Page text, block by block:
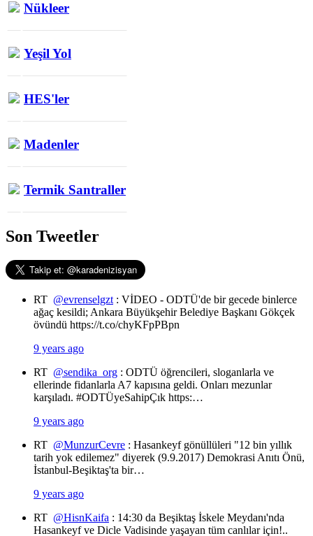
Nükleer
Yeşil Yol
HES'ler
Madenler
Termik Santraller
Son Tweetler
RT @evrenselgzt : VİDEO - ODTÜ'de bir gecede binlerce
ağaç kesildi; Ankara Büyükşehir Belediye Başkanı Gökçek
övündü https://t.co/chyKFpPBpn
9 years ago
RT @sendika_org : ODTÜ öğrencileri, sloganlarla ve
ellerinde fidanlarla A7 kapısına geldi. Onları mezunlar
karşıladı. #ODTÜyeSahipÇık https:…
9 years ago
RT @MunzurCevre : Hasankeyf gönüllüleri "12 bin yıllık
tarih yok edilemez" diyerek (9.9.2017) Demokrasi Anıtı Önü,
İstanbul-Beşiktaş'ta bir…
9 years ago
RT @HisnKaifa : 14:30 da Beşiktaş İskele Meydanı'nda
Hasankeyf ve Dicle Vadisinde yaşayan tüm canlılar için!..